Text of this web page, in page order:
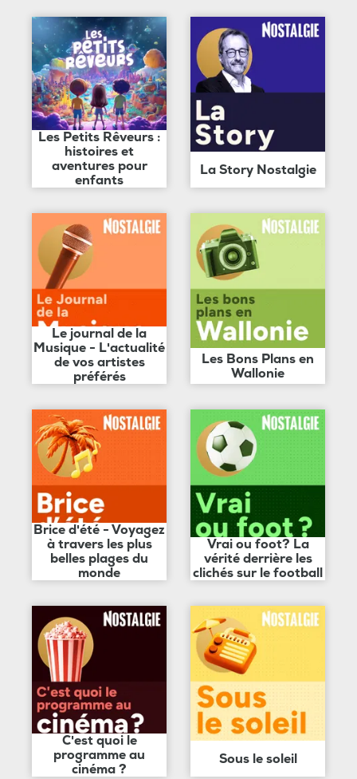
Les Petits Rêveurs :
histoires et
aventures pour
enfants
La Story Nostalgie
Le journal de la
Musique - L'actualité
de vos artistes
préférés
Les Bons Plans en
Wallonie
Brice d'été - Voyagez
à travers les plus
belles plages du
monde
Vrai ou foot? La
vérité derrière les
clichés sur le football
C'est quoi le
programme au
cinéma ?
Sous le soleil